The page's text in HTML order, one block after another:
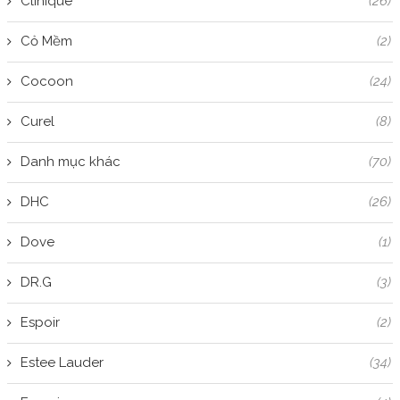
Cỏ Mềm (2)
Cocoon (24)
Curel (8)
Danh mục khác (70)
DHC (26)
Dove (1)
DR.G (3)
Espoir (2)
Estee Lauder (34)